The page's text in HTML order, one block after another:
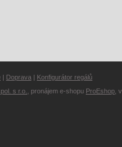
| Doprava | Konfigurátor regálů
s r.o. , pronájem e-shopu ProEshop ,